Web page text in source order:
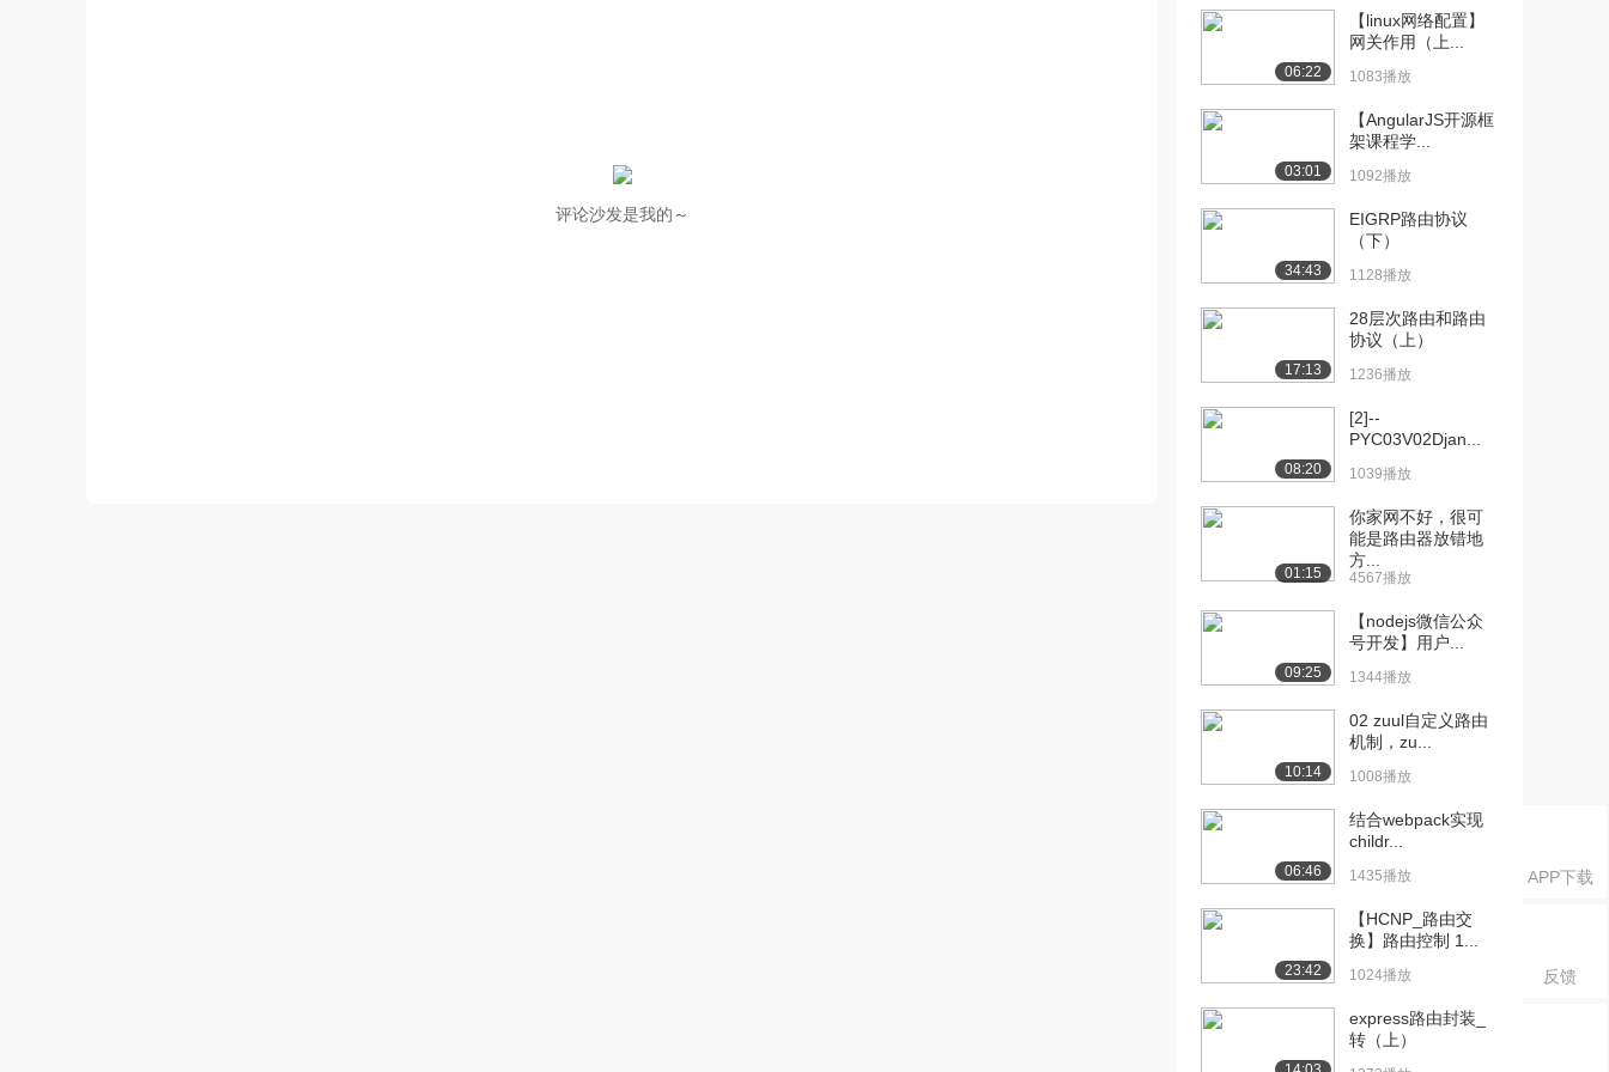
APP下载
反馈
评论沙发是我的～
[10] 1.04-华为防火墙基础
命令简介（...
1082播放
[11] 1.05-华为防火墙web
配置界面...
2035播放
[12] 1.05-华为防火墙web
配置界面...
1468播放
11:03
[13] 1.05-华为防火墙web
10:51
[14] 1.06-IP地址、网段
[15] 1.06-IP地址、网段
13:20
[16] 1.06-IP地址、网段
13:15
[17] 1.07-公网、私网
（上）
10:23
[18] 1.07-公网、私网
（下）
（上）
（中）
06:22
【linux网络配置】
网关作用（上...
1083播放
03:01
【AngularJS开源框
架课程学...
1092播放
34:43
EIGRP路由协议
（下）
1128播放
17:13
28层次路由和路由
协议（上）
1236播放
08:20
[2]--
PYC03V02Djan...
1039播放
01:15
你家网不好，很可
能是路由器放错地
方...
4567播放
09:25
【nodejs微信公众
号开发】用户...
1344播放
10:14
02 zuul自定义路由
机制，zu...
1008播放
06:46
结合webpack实现
childr...
1435播放
23:42
【HCNP_路由交
换】路由控制 1...
1024播放
express路由封装_
转（上）